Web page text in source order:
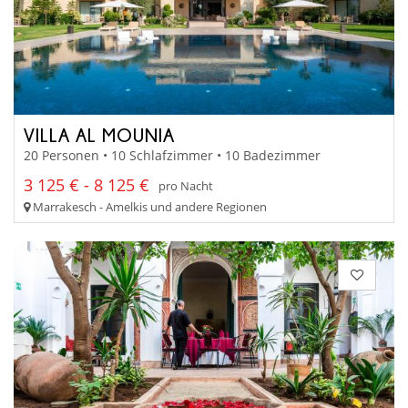
VILLA AL MOUNIA
20 Personen • 10 Schlafzimmer • 10 Badezimmer
3 125 € - 8 125 €
pro Nacht
Marrakesch - Amelkis und andere Regionen